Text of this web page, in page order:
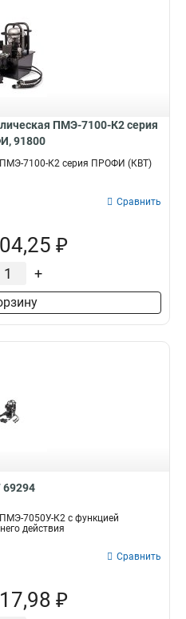
ПМЭ-7100-К2 серия
91800
ПМЭ-7100-К2 серия ПРОФИ (КВТ)
Сравнить
₽
+
69294
7050У-К2 с функцией
действия
Сравнить
₽